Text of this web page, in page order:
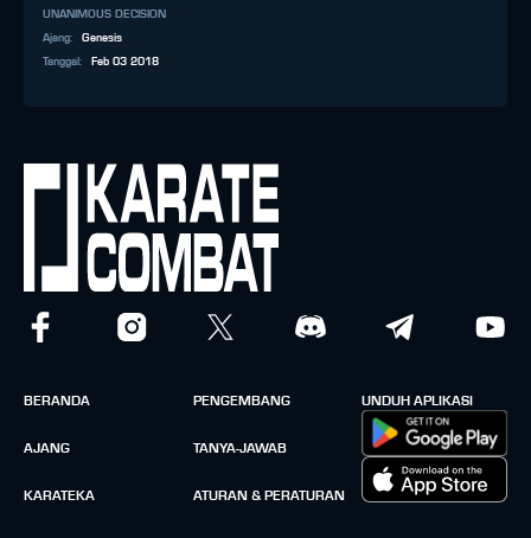
UNANIMOUS DECISION
Ajang:
Genesis
Tanggal : Feb 03 2018
BERANDA
AJANG
KARATEKA
PENGEMBANG
TANYA-JAWAB
ATURAN & PERATURAN
UNDUH APLIKASI